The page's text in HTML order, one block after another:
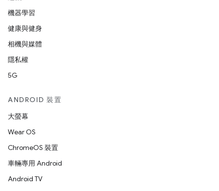
機器學習
健康與健身
相機與媒體
隱私權
5G
ANDROID 裝置
大螢幕
Wear OS
ChromeOS 裝置
車輛專用 Android
Android TV